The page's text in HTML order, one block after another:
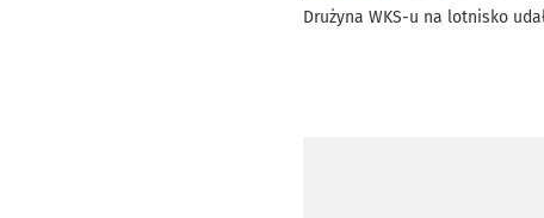
Drużyna WKS-u na lotnisko